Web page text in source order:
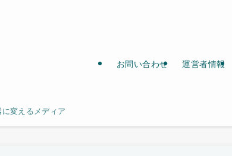
変えるメディア
お問い合わせ 運営者情報